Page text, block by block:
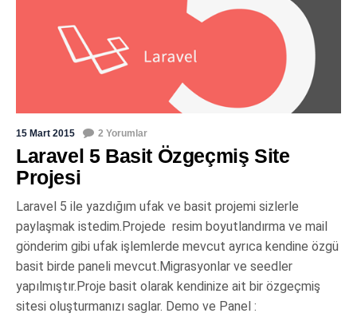
15 Mart 2015 2 Yorumlar
Laravel 5 Basit Özgeçmiş Site
Projesi
Laravel 5 ile yazdığım ufak ve basit projemi sizlerle
paylaşmak istedim.Projede resim boyutlandırma ve mail
gönderim gibi ufak işlemlerde mevcut ayrıca kendine özgü
basit birde paneli mevcut.Migrasyonlar ve seedler
yapılmıştır.Proje basit olarak kendinize ait bir özgeçmiş
sitesi oluşturmanızı saglar. Demo ve Panel :